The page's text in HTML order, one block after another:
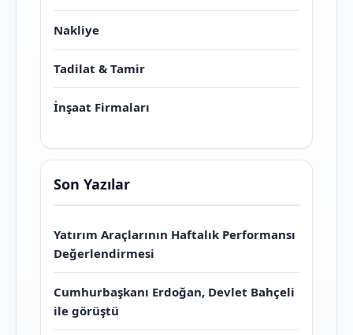
Nakliye
Tadilat & Tamir
İnşaat Firmaları
Son Yazılar
Yatırım Araçlarının Haftalık Performansı
Değerlendirmesi
Cumhurbaşkanı Erdoğan, Devlet Bahçeli
ile görüştü